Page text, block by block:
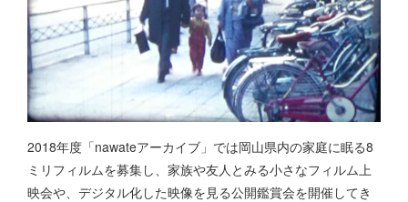
2018年度「nawateアーカイブ」では岡山県内の家庭に眠る8
ミリフィルムを募集し、家族や友人とみる小さなフィルム上
映会や、デジタル化した映像を見る公開鑑賞会を開催してき